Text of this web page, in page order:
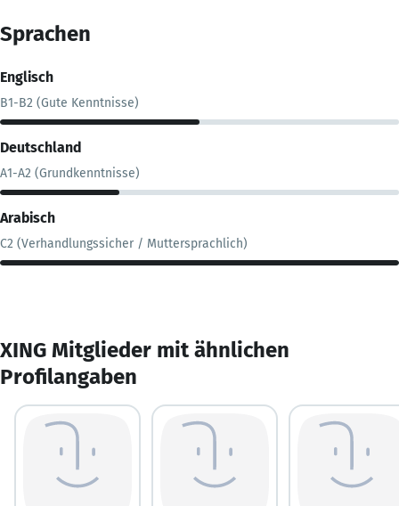
Sprachen
Englisch
B1-B2 (Gute Kenntnisse)
Deutschland
A1-A2 (Grundkenntnisse)
Arabisch
C2 (Verhandlungssicher / Muttersprachlich)
XING Mitglieder mit ähnlichen
Profilangaben